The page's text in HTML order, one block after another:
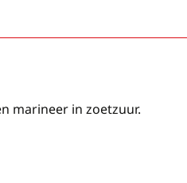
marineer in zoetzuur.